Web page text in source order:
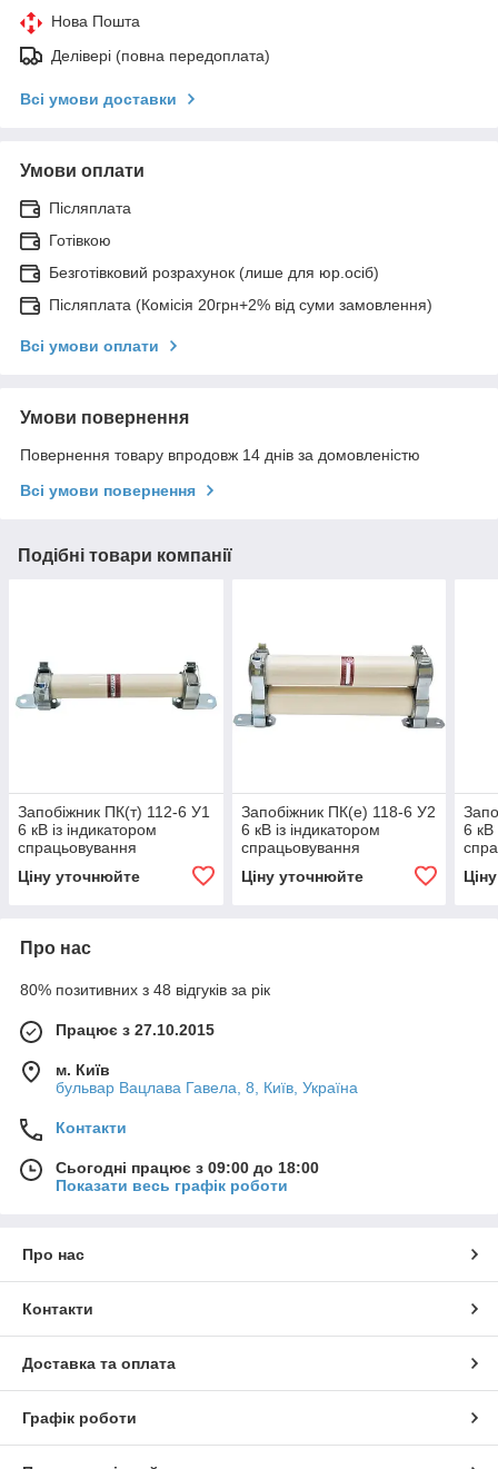
Нова Пошта
Делівері (повна передоплата)
Всі умови доставки
Умови оплати
Післяплата
Готівкою
Безготівковий розрахунок (лише для юр.осіб)
Післяплата (Комісія 20грн+2% від суми замовлення)
Всі умови оплати
Умови повернення
Повернення товару впродовж 14 днів за домовленістю
Всі умови повернення
Подібні товари компанії
Запобіжник ПК(т) 112-6 У1
6 кВ із індикатором
спрацьовування
Ціну уточнюйте
Запобіжник ПК(е) 118-6 У2
6 кВ із індикатором
спрацьовування
Ціну уточнюйте
6 кВ
Про нас
80% позитивних з 48 відгуків за рік
Працює з 27.10.2015
м. Київ
бульвар Вацлава Гавела, 8, Київ, Україна
Контакти
Сьогодні працює з 09:00 до 18:00
Показати весь графік роботи
Про нас
Контакти
Доставка та оплата
Графік роботи